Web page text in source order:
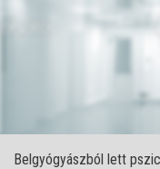
Belgyógyászból lett